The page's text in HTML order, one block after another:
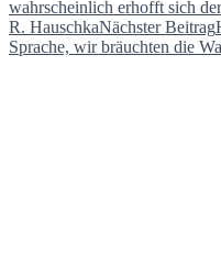
wahrscheinlich erhofft sich
R. HauschkaNächster Beitrag
Sprache, wir bräuchten die